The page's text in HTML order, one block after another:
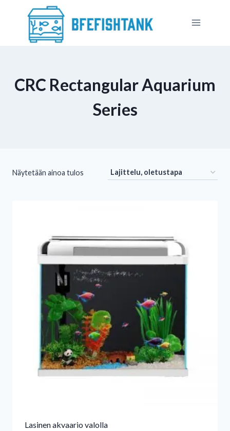
sisältöön
CRC Rectangular Aquarium
Series
Näytetään ainoa tulos
Lasinen akvaario valolla